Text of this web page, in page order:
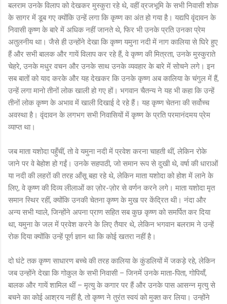
बलराम उनके विलाप को देखकर मुस्कुरा रहे थे, वहीं व्रजभूमि के सभी निवासी शोक
के सागर में डूब गए क्योंकि उन्हें लगा कि कृष्ण का अंत हो गया है। यद्यपि वृंदावन के
निवासी कृष्ण के बारे में अधिक नहीं जानते थे, फिर भी उनके प्रति उनका प्रेम
अतुलनीय था। जैसे ही उन्होंने देखा कि कृष्ण यमुना नदी में नाग कालिया से घिरे हुए
हैं और सभी बालक और गायें विलाप कर रहे हैं, वे कृष्ण की मित्रता, उनके मुस्कुराते
चेहरे, उनके मधुर वचन और उनके साथ उनके व्यवहार के बारे में सोचने लगे। इन
सब बातों को याद करके और यह देखकर कि उनके कृष्ण अब कालिया के चंगुल में हैं,
उन्हें लगा मानो तीनों लोक खाली हो गए हों। भगवान चैतन्य ने यह भी कहा कि उन्हें
तीनों लोक कृष्ण के अभाव में खाली दिखाई दे रहे हैं। यह कृष्ण चेतना की सर्वोच्च
अवस्था है। वृंदावन के लगभग सभी निवासियों में कृष्ण के प्रति परमानंदमय प्रेम
व्याप्त था।
जब माता यशोदा पहुँचीं, तो वे यमुना नदी में प्रवेश करना चाहती थीं, लेकिन रोके
जाने पर वे बेहोश हो गईं। उनके सहपाठी, जो समान रूप से दुखी थे, वर्षा की धाराओं
या नदी की लहरों की तरह आँसू बहा रहे थे, लेकिन माता यशोदा को होश में लाने के
लिए, वे कृष्ण की दिव्य लीलाओं का ज़ोर-ज़ोर से वर्णन करने लगे। माता यशोदा मृत
समान स्थिर रहीं, क्योंकि उनकी चेतना कृष्ण के मुख पर केंद्रित थी। नंदा और
अन्य सभी ग्वाले, जिन्होंने अपना प्राण सहित सब कुछ कृष्ण को समर्पित कर दिया
था, यमुना के जल में प्रवेश करने के लिए तैयार थे, लेकिन भगवान बलराम ने उन्हें
रोक दिया क्योंकि उन्हें पूर्ण ज्ञान था कि कोई खतरा नहीं है।
दो घंटे तक कृष्ण साधारण बच्चे की तरह कालिया के कुंडलियों में जकड़े रहे, लेकिन
जब उन्होंने देखा कि गोकुल के सभी निवासी – जिनमें उनके माता-पिता, गोपियाँ,
बालक और गायें शामिल थीं – मृत्यु के कगार पर हैं और उनके पास आसन्न मृत्यु से
बचने का कोई आश्रय नहीं है, तो कृष्ण ने तुरंत स्वयं को मुक्त कर लिया। उन्होंने